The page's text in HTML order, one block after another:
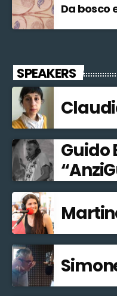
Da bosco
SPEAKERS
Guido